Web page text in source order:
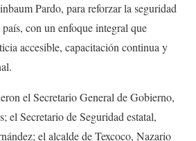
Pardo, para reforzar la seguridad
con un enfoque integral que
accesible, capacitación continua y
el Secretario General de Gobierno,
el Secretario de Seguridad estatal,
el alcalde de Texcoco, Nazario